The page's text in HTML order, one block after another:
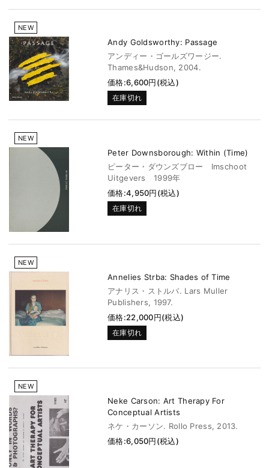
NEW
Andy Goldsworthy: Passage
アンディー・ゴールズワージー.
Thames&Hudson, 2004.
価格:6,600円(税込)
在庫切れ
NEW
Peter Downsborough: Within (Time)
ピーター・ダウンズブロー Imschoot
Uitgevers 1999年
価格:4,950円(税込)
在庫切れ
NEW
Annelies Strba: Shades of Time
アナリス・ストルバ. Lars Muller
Publishers, 1997.
価格:22,000円(税込)
在庫切れ
NEW
Neke Carson: Art Therapy For
Conceptual Artists
ネケ・カーソン. Rollo Press, 2013.
価格:6,050円(税込)